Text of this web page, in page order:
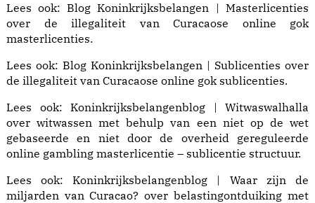
Lees ook: Blog Koninkrijksbelangen | Masterlicenties
over de illegaliteit van Curacaose online gok
masterlicenties.
Lees ook: Blog Koninkrijksbelangen | Sublicenties over
de illegaliteit van Curacaose online gok sublicenties.
Lees ook: Koninkrijksbelangenblog | Witwaswalhalla
over witwassen met behulp van een niet op de wet
gebaseerde en niet door de overheid gereguleerde
online gambling masterlicentie – sublicentie structuur.
Lees ook: Koninkrijksbelangenblog | Waar zijn de
miljarden van Curacao? over belastingontduiking met